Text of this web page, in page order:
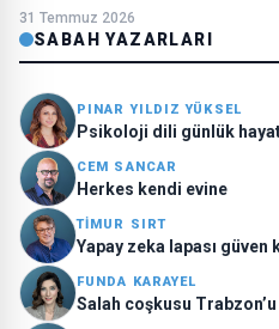
31 Temmuz 2026
SABAH YAZARLARI
PINAR YILDIZ YÜKSEL
Psikoloji dili günlük
CEM SANCAR
Herkes kendi evine
TİMUR SIRT
Yapay zeka lapası
FUNDA KARAYEL
Salah coşkusu Trabzon’u